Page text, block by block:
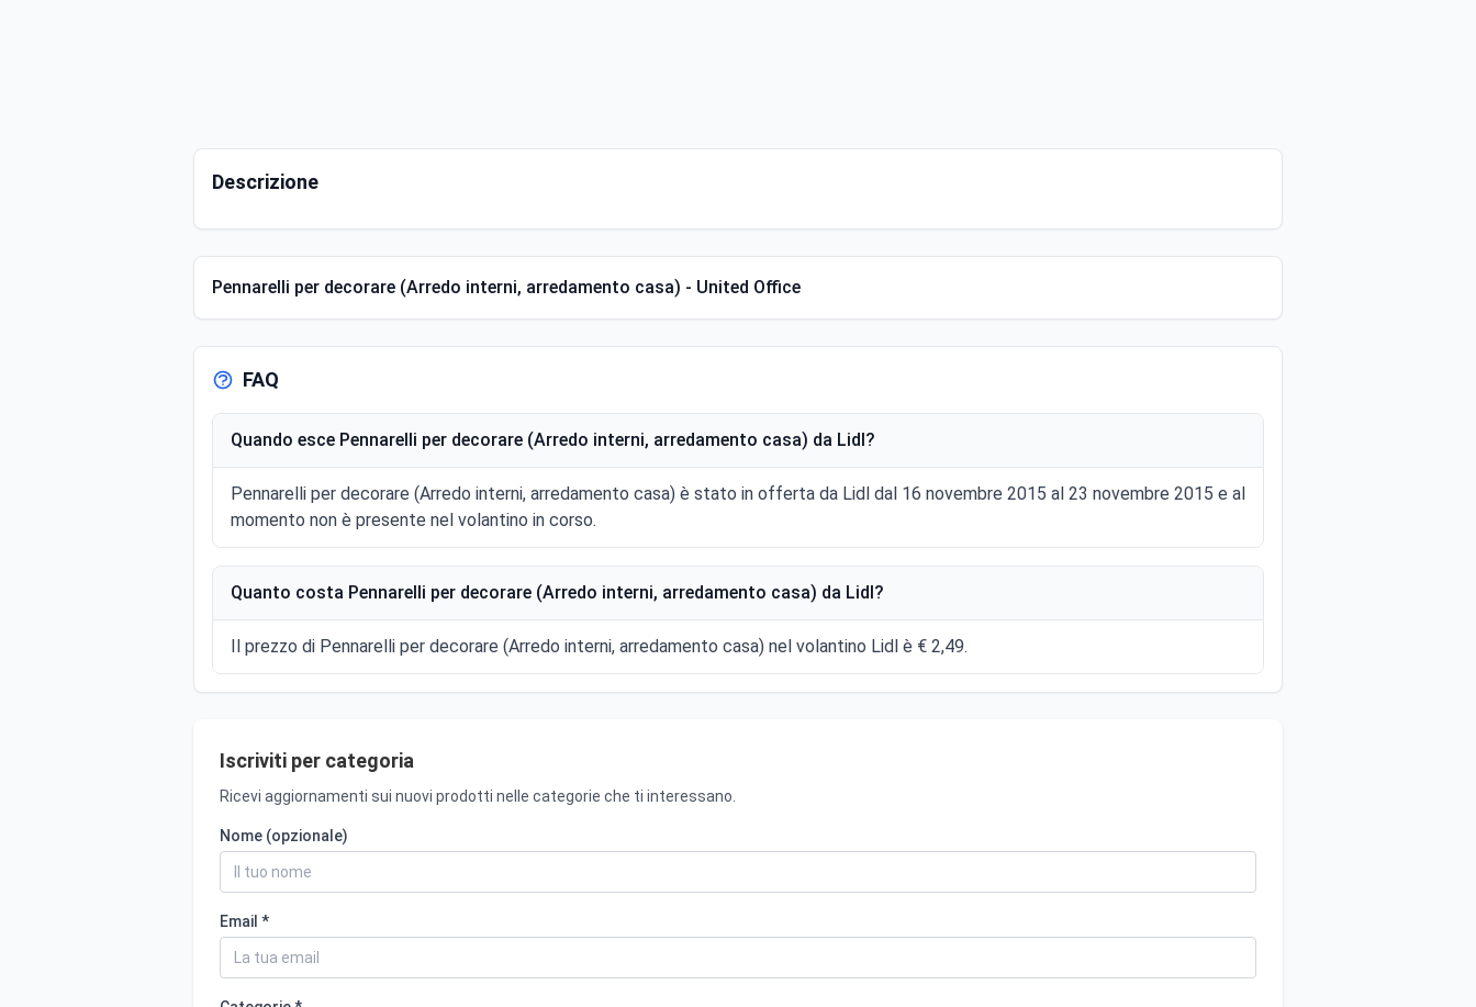
Descrizione
Pennarelli per decorare (Arredo interni, arredamento casa) - United Office
FAQ
Quando esce Pennarelli per decorare (Arredo interni, arredamento casa) da Lidl?
Pennarelli per decorare (Arredo interni, arredamento casa) è stato in offerta da Lidl dal 16 novembre 2015 al 23 novembre 2015 e al
momento non è presente nel volantino in corso.
Quanto costa Pennarelli per decorare (Arredo interni, arredamento casa) da Lidl?
Il prezzo di Pennarelli per decorare (Arredo interni, arredamento casa) nel volantino Lidl è € 2,49.
Iscriviti per categoria
Ricevi aggiornamenti sui nuovi prodotti nelle categorie che ti interessano.
Nome (opzionale)
Email *